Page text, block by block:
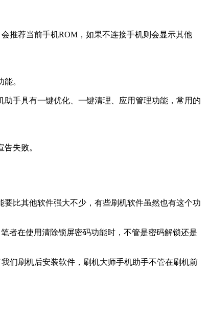
推荐当前手机ROM，如果不连接手机则会显示其他
。
手具有一键优化、一键清理、应用管理功能，常用的
失败。
比其他软件强大不少，有些刷机软件虽然也有这个功
者在使用清除锁屏密码功能时，不管是密码解锁还是
们刷机后安装软件，刷机大师手机助手不管在刷机前